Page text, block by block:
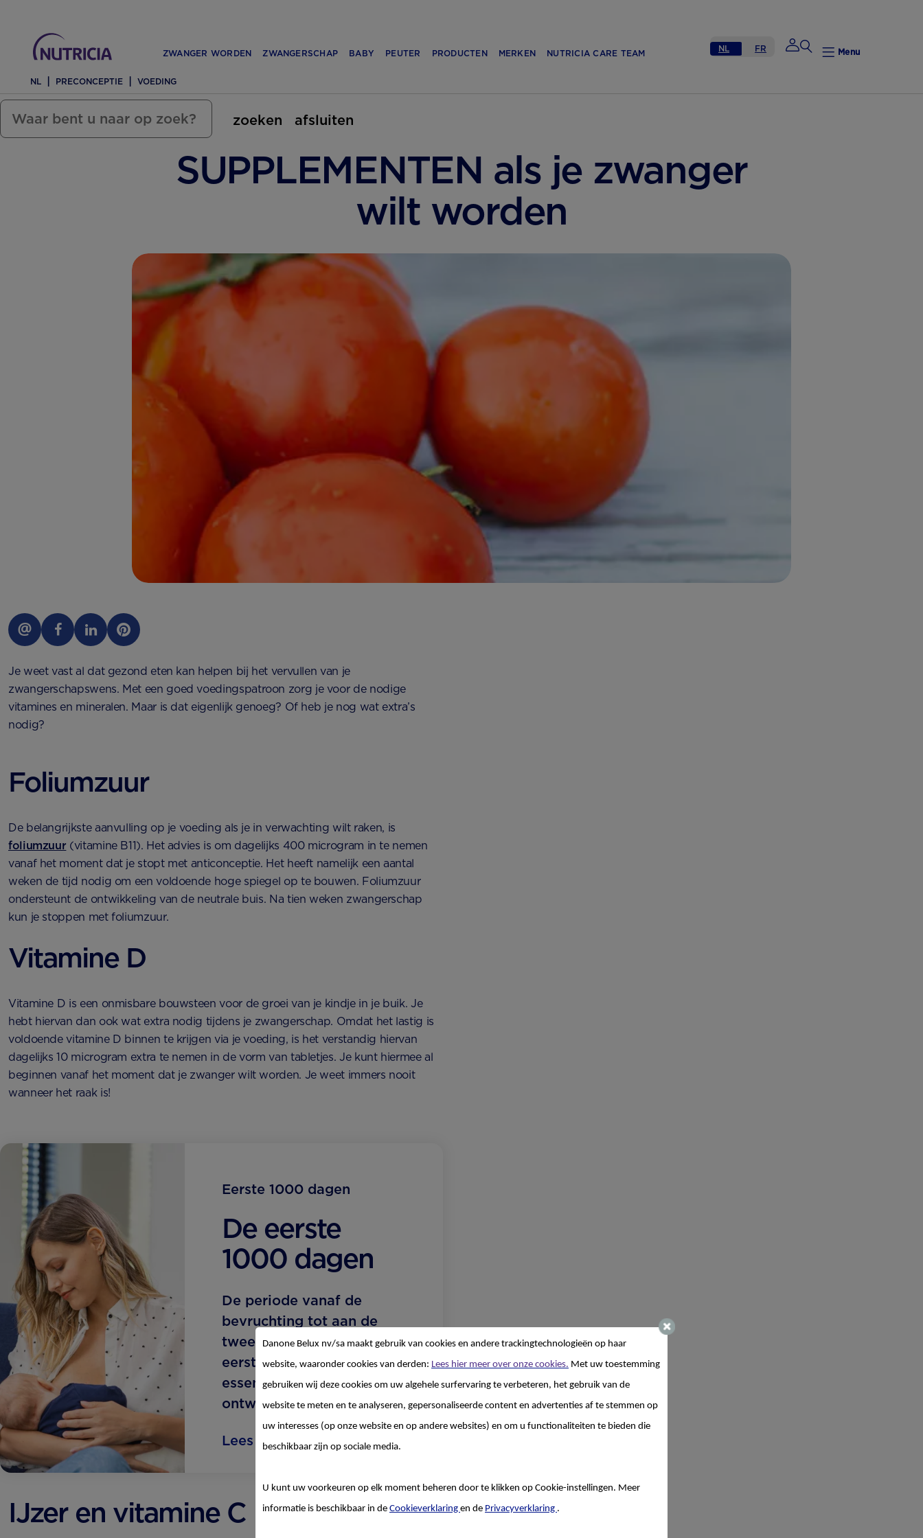
ZWANGER WORDEN ZWANGERSCHAP BABY PEUTER PRODUCTEN MERKEN NUTRICIA CARE TEAM NL FR Menu
zoeken afsluiten
SUPPLEMENTEN als je zwanger
wilt worden
NL PRECONCEPTIE VOEDING
Je weet vast al dat gezond eten kan helpen bij het vervullen van je
zwangerschapswens. Met een goed voedingspatroon zorg je voor de nodige
vitamines en mineralen. Maar is dat eigenlijk genoeg? Of heb je nog wat extra’s
nodig?
Foliumzuur
De belangrijkste aanvulling op je voeding als je in verwachting wilt raken, is
foliumzuur (vitamine B11). Het advies is om dagelijks 400 microgram in te nemen
vanaf het moment dat je stopt met anticonceptie. Het heeft namelijk een aantal
weken de tijd nodig om een voldoende hoge spiegel op te bouwen. Foliumzuur
ondersteunt de ontwikkeling van de neutrale buis. Na tien weken zwangerschap
kun je stoppen met foliumzuur.
Vitamine D
Vitamine D is een onmisbare bouwsteen voor de groei van je kindje in je buik. Je
hebt hiervan dan ook wat extra nodig tijdens je zwangerschap. Omdat het lastig is
voldoende vitamine D binnen te krijgen via je voeding, is het verstandig hiervan
dagelijks 10 microgram extra te nemen in de vorm van tabletjes. Je kunt hiermee al
beginnen vanaf het moment dat je zwanger wilt worden. Je weet immers nooit
wanneer het raak is!
Eerste 1000 dagen
De eerste
1000 dagen
De periode vanaf de
bevruchting tot aan de
tweede verjaardag – de
eerste 1000 dagen – is
essentieel voor de
ontwikkeling van je kindje.
Lees meer
IJzer en vitamine C
Danone Belux nv/sa maakt gebruik van cookies en andere trackingtechnologieën op haar
website, waaronder cookies van derden: Lees hier meer over onze cookies. Met uw toestemming
gebruiken wij deze cookies om uw algehele surfervaring te verbeteren, het gebruik van de
website te meten en te analyseren, gepersonaliseerde content en advertenties af te stemmen op
uw interesses (op onze website en op andere websites) en om u functionaliteiten te bieden die
beschikbaar zijn op sociale media.
U kunt uw voorkeuren op elk moment beheren door te klikken op Cookie-instellingen. Meer
informatie is beschikbaar in de Cookieverklaring en de Privacyverklaring .